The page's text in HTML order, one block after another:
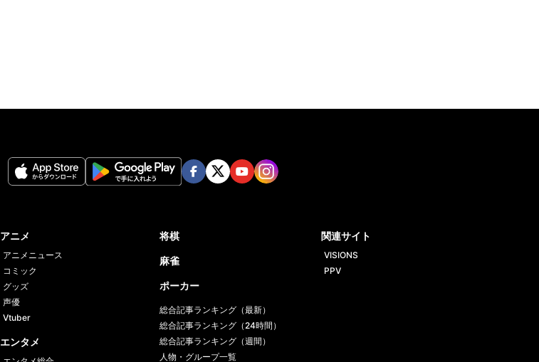
アニメ
アニメニュース
コミック
グッズ
声優
Vtuber
エンタメ
将棋
麻雀
ポーカー
総合記事ランキング（最新）
総合記事ランキング（24時間）
総合記事ランキング（週間）
人物・グループ一覧
関連サイト
VISIONS
PPV